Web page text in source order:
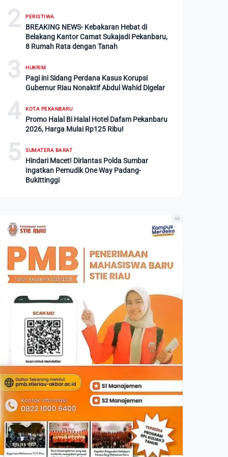
2 PERISTIWA
BREAKING NEWS- Kebakaran Hebat di
Belakang Kantor Camat Sukajadi Pekanbaru,
8 Rumah Rata dengan Tanah
3 HUKRIM
Pagi ini Sidang Perdana Kasus Korupsi
Gubernur Riau Nonaktif Abdul Wahid Digelar
4 KOTA PEKANBARU
Promo Halal Bi Halal Hotel Dafam Pekanbaru
2026, Harga Mulai Rp125 Ribu!
5 SUMATERA BARAT
Hindari Macet! Dirlantas Polda Sumbar
Ingatkan Pemudik One Way Padang-
Bukittinggi
Ad